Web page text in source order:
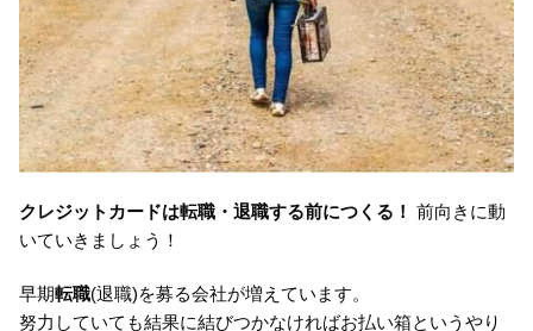
クレジットカードは転職・退職する前につくる！ 前向きに動
いていきましょう！
早期転職(退職)を募る会社が増えています。
努力していても結果に結びつかなければお払い箱というやり